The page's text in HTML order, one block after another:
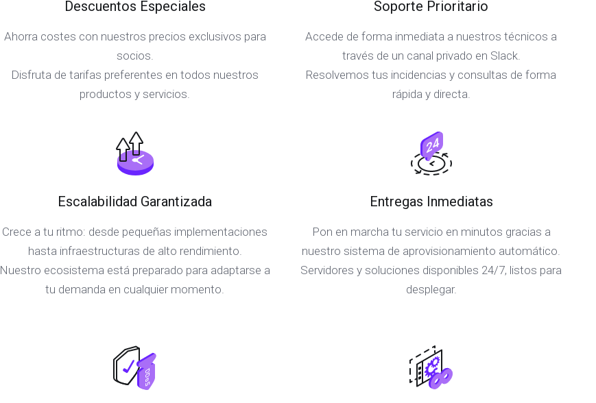
Descuentos Especiales
Ahorra costes con nuestros precios exclusivos para
socios.
Disfruta de tarifas preferentes en todos nuestros
productos y servicios.
Soporte Prioritario
Accede de forma inmediata a nuestros técnicos a
través de un canal privado en Slack.
Resolvemos tus incidencias y consultas de forma
rápida y directa.
Escalabilidad Garantizada
Crece a tu ritmo: desde pequeñas implementaciones
hasta infraestructuras de alto rendimiento.
Nuestro ecosistema está preparado para adaptarse a
tu demanda en cualquier momento.
Entregas Inmediatas
Pon en marcha tu servicio en minutos gracias a
nuestro sistema de aprovisionamiento automático.
Servidores y soluciones disponibles 24/7, listos para
desplegar.